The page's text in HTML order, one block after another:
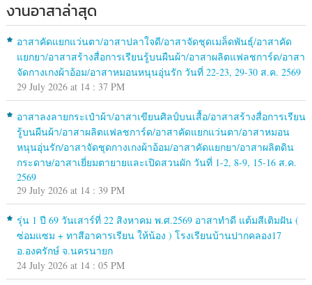
งานอาสาล่าสุด
อาสาคัดแยกแว่นตา/อาสาปลาใจดี/อาสาจัดชุดเมล็ดพันธุ์/อาสาคัด
แยกยา/อาสาสร้างสื่อการเรียนรู้บนผืนผ้า/อาสาผลิตแฟลชการ์ด/อาสา
จัดกางเกงผ้าอ้อม/อาสาหมอนหนุนอุ่นรัก วันที่ 22-23, 29-30 ส.ค. 2569
29 July 2026 at 14 : 37 PM
อาสาลงลายกระเป๋าผ้า/อาสาเขียนศิลป์บนเสื้อ/อาสาสร้างสื่อการเรียน
รู้บนผืนผ้า/อาสาผลิตแฟลชการ์ด/อาสาคัดแยกแว่นตา/อาสาหมอน
หนุนอุ่นรัก/อาสาจัดชุดกางเกงผ้าอ้อม/อาสาคัดแยกยา/อาสาผลิตดิน
กระดาษ/อาสาเยี่ยมตายายและเปิดสวนผัก วันที่ 1-2, 8-9, 15-16 ส.ค.
2569
29 July 2026 at 14 : 39 PM
รุ่น 1 ปี 69 วันเสาร์ที่ 22 สิงหาคม พ.ศ.2569 อาสาทำดี แต้มสีเติมฝัน (
ซ่อมแซม + ทาสีอาคารเรียน ให้น้อง ) โรงเรียนบ้านปากคลอง17
อ.องครักษ์ จ.นครนายก
24 July 2026 at 14 : 05 PM